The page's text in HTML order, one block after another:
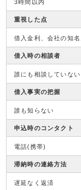
3時間以内
重視した点
借入金利、会社の知
借入時の相談者
誰にも相談していない
借入事実の把握
誰も知らない
申込時のコンタクト
電話(携帯)
滞納時の連絡方法
遅延なく返済